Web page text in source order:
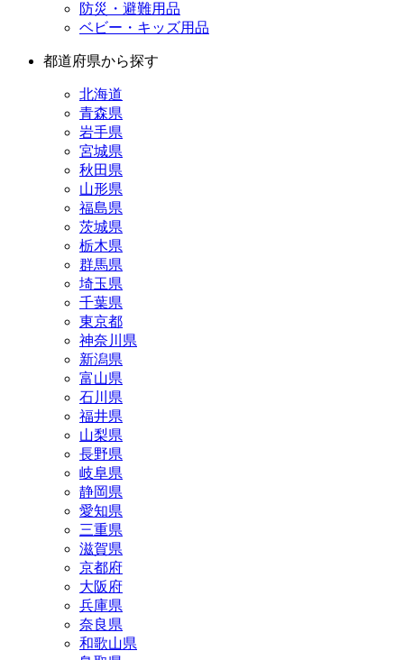
防災・避難用品
ベビー・キッズ用品
都道府県から探す
北海道
青森県
岩手県
宮城県
秋田県
山形県
福島県
茨城県
栃木県
群馬県
埼玉県
千葉県
東京都
神奈川県
新潟県
富山県
石川県
福井県
山梨県
長野県
岐阜県
静岡県
愛知県
三重県
滋賀県
京都府
大阪府
兵庫県
奈良県
和歌山県